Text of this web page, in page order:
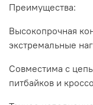
Преимущества:
Высокопрочная
экстремальные
Совместима с
питбайков и